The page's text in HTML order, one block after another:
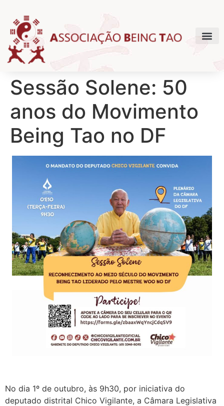
Sessão Solene: 50
anos do Movimento
Being Tao no DF
No dia 1º de outubro, às 9h30, por iniciativa do
deputado distrital Chico Vigilante, a Câmara Legislativa